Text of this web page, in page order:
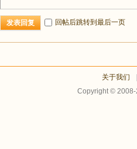
发表回复 回帖后跳转到最后一页
关于我们
Copyright ©